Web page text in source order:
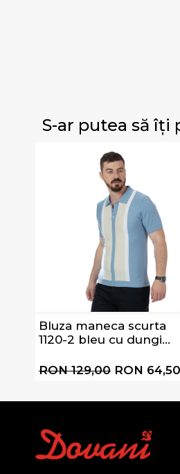
S-ar putea să îți
Bluza maneca scurta
1120-2 bleu cu dungi
RON 129,00 RON 64,50